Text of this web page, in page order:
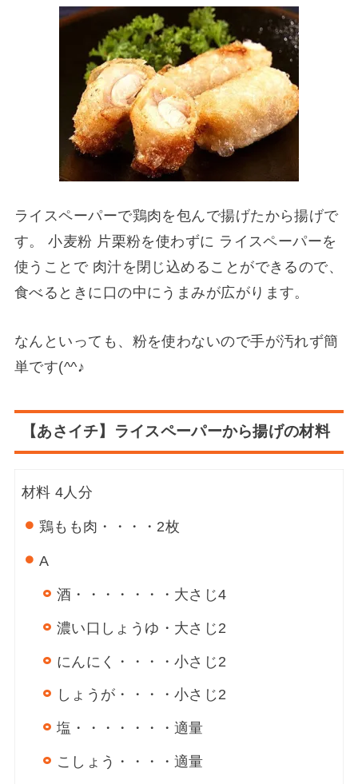
ライスペーパーで鶏肉を包んで揚げたから揚げで
す。 小麦粉 片栗粉を使わずに ライスペーパーを
使うことで 肉汁を閉じ込めることができるので、
食べるときに口の中にうまみが広がります。
なんといっても、粉を使わないので手が汚れず簡
単です(^^♪
【あさイチ】ライスペーパーから揚げの材料
材料 4人分
鶏もも肉・・・・ 2枚
A
酒・・・・・・・ 大さじ4
濃い口しょうゆ・ 大さじ2
にんにく・・・・ 小さじ2
しょうが・・・・ 小さじ2
塩・・・・・・・ 適量
こしょう・・・・ 適量